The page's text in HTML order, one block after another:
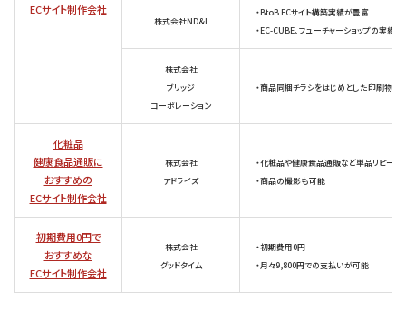
ECサイト制作会社
株式会社ND&I
・BtoB ECサイト構築実績が豊富
・EC-CUBE、フューチャーショップの実績
株式会社
ブリッジ
コーポレーション
・商品同梱チラシをはじめとした印刷物の
化粧品
健康食品通販に
おすすめの
ECサイト制作会社
株式会社
アドライズ
・化粧品や健康食品通販など単品リピー
・商品の撮影も可能
初期費用0円で
おすすめな
ECサイト制作会社
株式会社
グッドタイム
・初期費用0円
・月々9,800円での支払いが可能